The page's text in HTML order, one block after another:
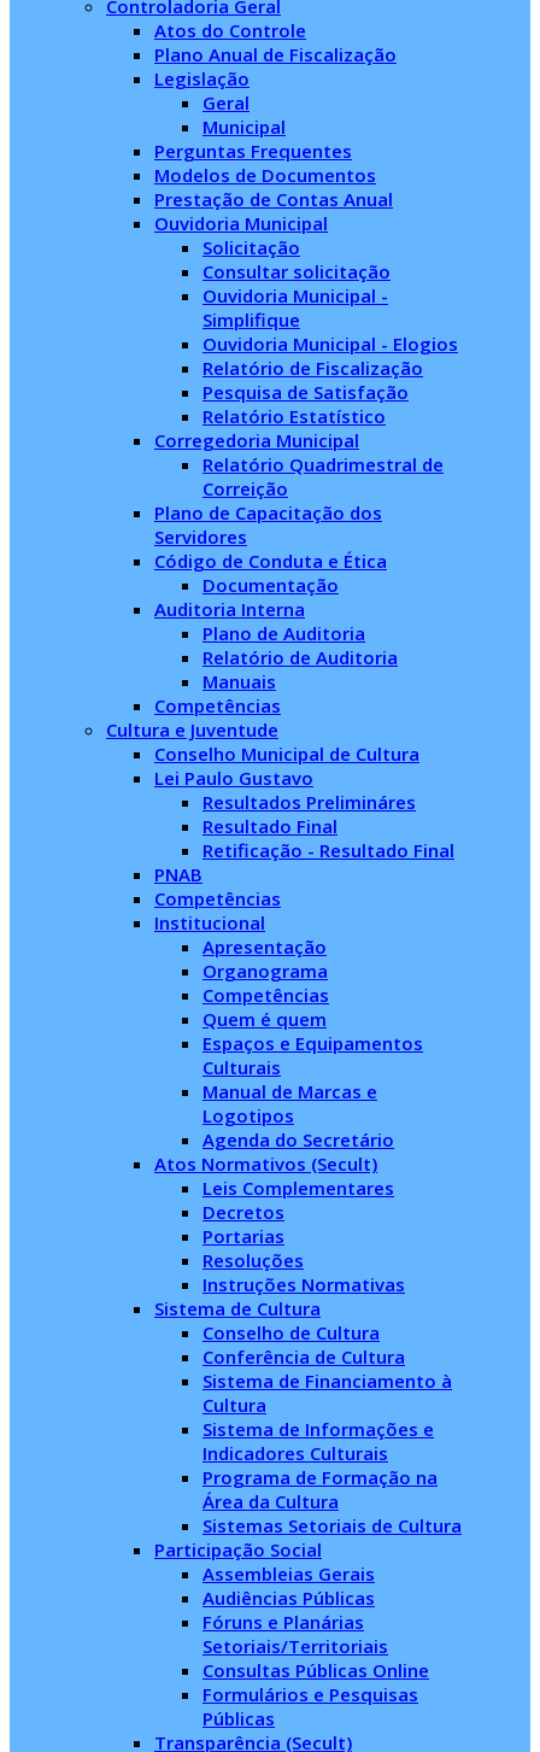
Controladoria Geral
Atos do Controle
Plano Anual de Fiscalização
Legislação
Geral
Municipal
Perguntas Frequentes
Modelos de Documentos
Prestação de Contas Anual
Ouvidoria Municipal
Solicitação
Consultar solicitação
Ouvidoria Municipal -
Simplifique
Ouvidoria Municipal - Elogios
Relatório de Fiscalização
Pesquisa de Satisfação
Relatório Estatístico
Corregedoria Municipal
Relatório Quadrimestral de
Correição
Plano de Capacitação dos
Servidores
Código de Conduta e Ética
Documentação
Auditoria Interna
Plano de Auditoria
Relatório de Auditoria
Manuais
Competências
Cultura e Juventude
Conselho Municipal de Cultura
Lei Paulo Gustavo
Resultados Prelimináres
Resultado Final
Retificação - Resultado Final
PNAB
Competências
Institucional
Apresentação
Organograma
Competências
Quem é quem
Espaços e Equipamentos
Culturais
Manual de Marcas e
Logotipos
Agenda do Secretário
Atos Normativos (Secult)
Leis Complementares
Decretos
Portarias
Resoluções
Instruções Normativas
Sistema de Cultura
Conselho de Cultura
Conferência de Cultura
Sistema de Financiamento à
Cultura
Sistema de Informações e
Indicadores Culturais
Programa de Formação na
Área da Cultura
Sistemas Setoriais de Cultura
Participação Social
Assembleias Gerais
Audiências Públicas
Fóruns e Planárias
Setoriais/Territoriais
Consultas Públicas Online
Formulários e Pesquisas
Públicas
Transparência (Secult)